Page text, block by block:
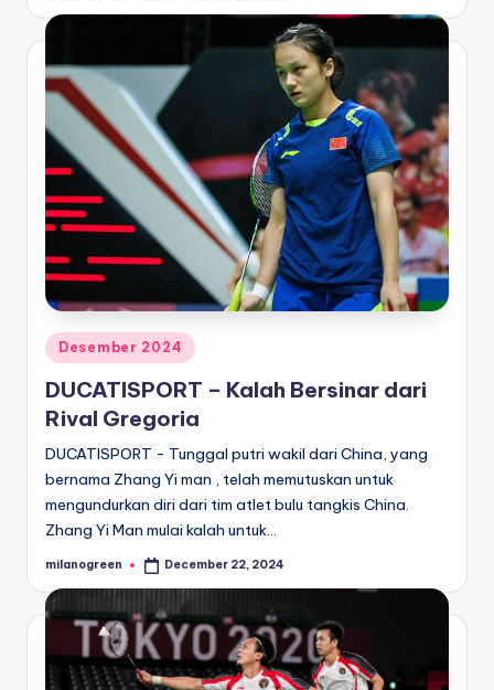
Posted
in
Desember 2024
DUCATISPORT – Kalah Bersinar dari
Rival Gregoria
DUCATISPORT - Tunggal putri wakil dari China, yang
bernama Zhang Yi man , telah memutuskan untuk
mengundurkan diri dari tim atlet bulu tangkis China.
Zhang Yi Man mulai kalah untuk…
Posted
milanogreen December 22, 2024